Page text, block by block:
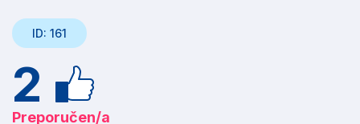
ID: 161
2
Preporučen/a